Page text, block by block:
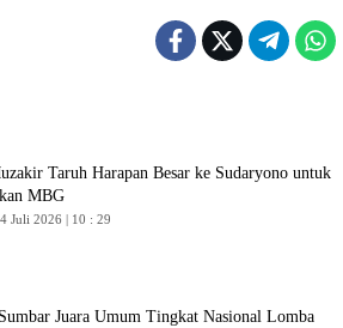
Taruh Harapan Besar ke Sudaryono untuk
MBG
Juli 2026 | 10 : 29
Juara Umum Tingkat Nasional Lomba